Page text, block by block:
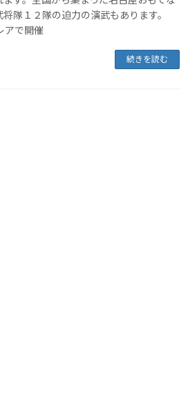
隊１２隊の迫力の演武もあります。
アで開催
続きを読む